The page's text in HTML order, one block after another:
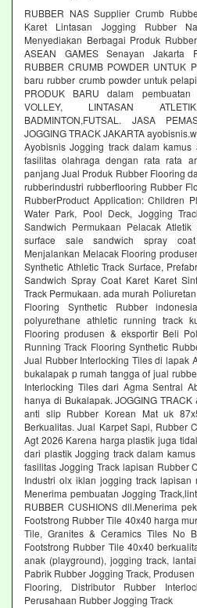
RUBBER NAS Supplier Crumb
Karet Lintasan Jogging Rubber
Menyediakan Berbagai Produk
ASEAN GAMES Senayan Jakarta
RUBBER CRUMB POWDER UNTUK
baru rubber crumb powder untuk
PRODUK BARU dalam pembuatan
VOLLEY, LINTASAN
BADMINTON,FUTSAL. JASA
JOGGING TRACK JAKARTA
Ayobisnis Jogging track dalam
fasilitas olahraga dengan rata rata
panjang Jual Produk Rubber Flooring
rubberindustri rubberflooring Rubber
RubberProduct Application: Children
Water Park, Pool Deck, Jogging
Sandwich Permukaan Pelacak Atletik
surface sale sandwich spray
Menjalankan Melacak Flooring
Synthetic Athletic Track Surface,
Sandwich Spray Coat Karet Karet
Track Permukaan. ada murah
Flooring Synthetic Rubber
polyurethane athletic running track
Flooring produsen & eksportir Beli
Running Track Flooring Synthetic
Jual Rubber Interlocking Tiles di lapak
bukalapak p rumah tangga of jual
Interlocking Tiles dari Agma Sentral
hanya di Bukalapak. JOGGING
anti slip Rubber Korean Mat uk
Berkualitas. Jual Karpet Sapi, Rubber
Agt 2026 Karena harga plastik juga
dari plastik Jogging track dalam
fasilitas Jogging Track lapisan Rubber
Industri olx iklan jogging track
Menerima pembuatan Jogging
RUBBER CUSHIONS dll.Menerima
Footstrong Rubber Tile 40x40 harga
Tile, Granites & Ceramics Tiles No
Footstrong Rubber Tile 40x40
anak (playground), jogging track,
Pabrik Rubber Jogging Track,
Flooring, Distributor Rubber
Perusahaan Rubber Jogging Track